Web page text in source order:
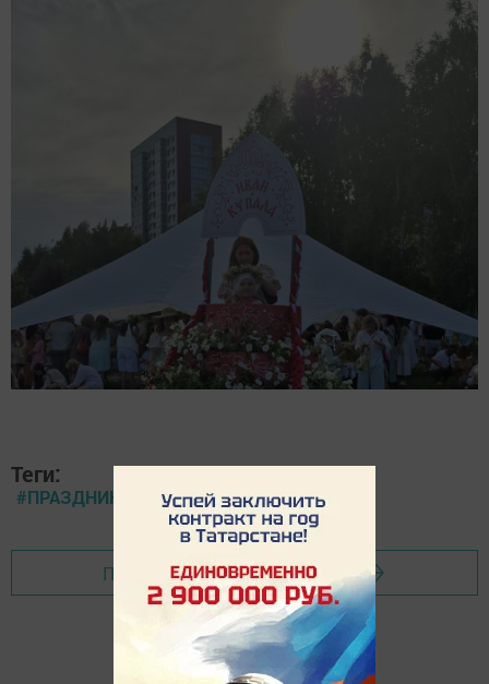
Теги:
#ПРАЗДНИКИ
Перейти на страницу новости